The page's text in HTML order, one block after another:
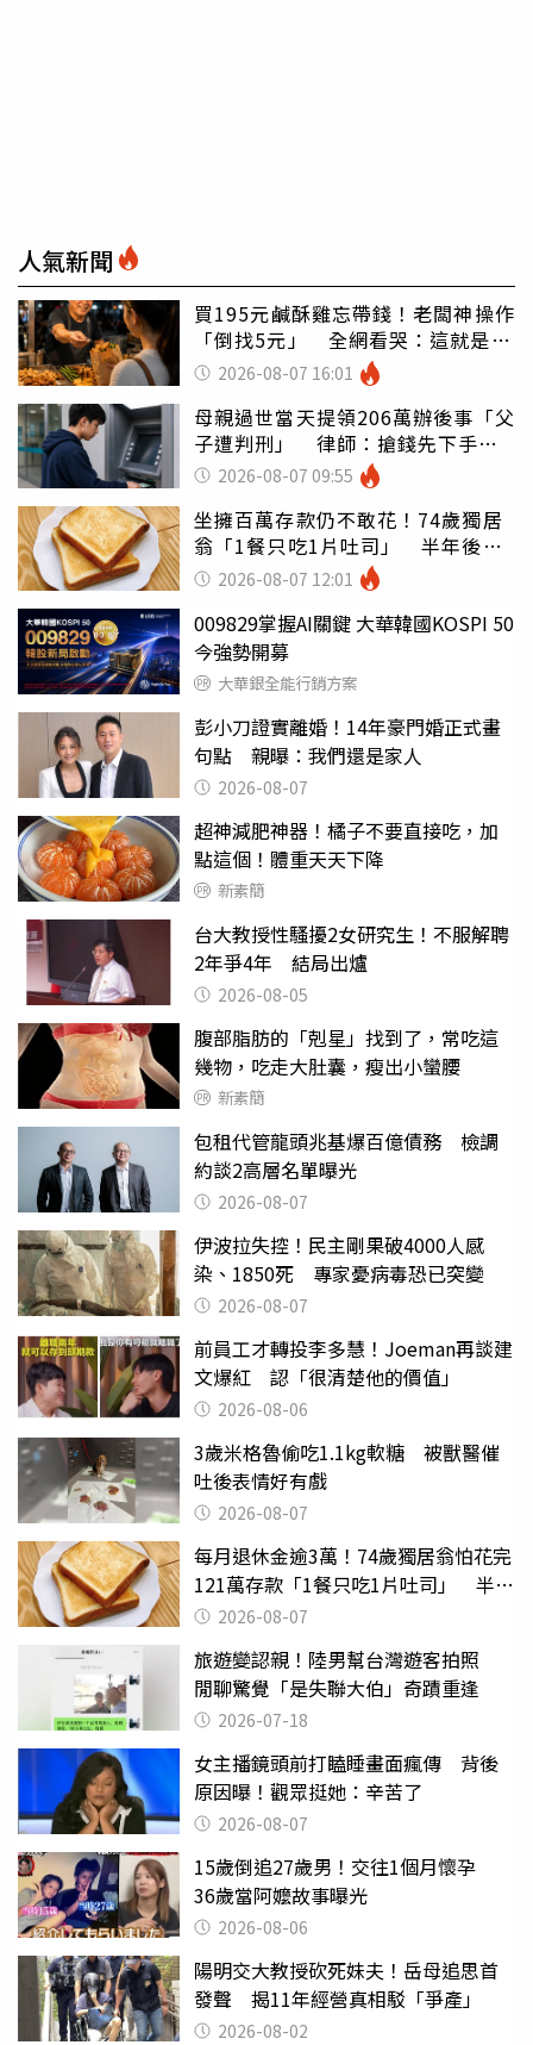
人氣新聞
買195元鹹酥雞忘帶錢！老闆神操作
「倒找5元」 全網看哭：這就是台
灣 2026-08-07 16:01
母親過世當天提領206萬辦後事「父
子遭判刑」 律師：搶錢先下手是
罪 2026-08-07 09:55
坐擁百萬存款仍不敢花！74歲獨居
翁「1餐只吃1片吐司」 半年後暴
瘦嚇壞女兒
2026-08-07 12:01
009829掌握AI關鍵 大華韓國KOSPI 50
今強勢開募
大華銀全能行銷方案
彭小刀證實離婚！14年豪門婚正式畫
句點 親曝：我們還是家人
2026-08-07
超神減肥神器！橘子不要直接吃，加
點這個！體重天天下降
新素簡
台大教授性騷擾2女研究生！不服解聘
2年爭4年 結局出爐
2026-08-05
腹部脂肪的「剋星」找到了，常吃這
幾物，吃走大肚囊，瘦出小蠻腰
新素簡
包租代管龍頭兆基爆百億債務 檢調
約談2高層名單曝光
2026-08-07
伊波拉失控！民主剛果破4000人感
染、1850死 專家憂病毒恐已突變
2026-08-07
前員工才轉投李多慧！Joeman再談建
文爆紅 認「很清楚他的價值」
2026-08-06
3歲米格魯偷吃1.1kg軟糖 被獸醫催
吐後表情好有戲
2026-08-07
每月退休金逾3萬！74歲獨居翁怕花完
121萬存款「1餐只吃1片吐司」 半年
後暴瘦嚇壞女兒
2026-08-07
旅遊變認親！陸男幫台灣遊客拍照
閒聊驚覺「是失聯大伯」奇蹟重逢
2026-07-18
女主播鏡頭前打瞌睡畫面瘋傳 背後
原因曝！觀眾挺她：辛苦了
2026-08-07
15歲倒追27歲男！交往1個月懷孕
36歲當阿嬤故事曝光
2026-08-06
陽明交大教授砍死妹夫！岳母追思首
發聲 揭11年經營真相駁「爭產」
2026-08-02